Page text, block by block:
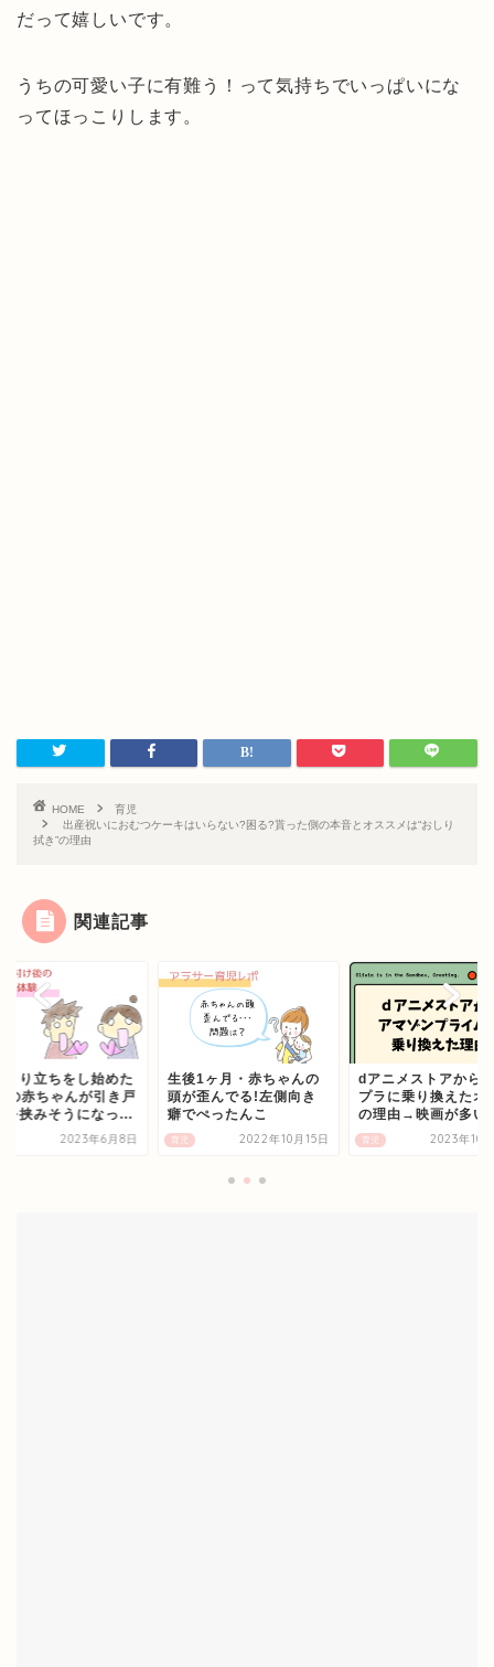
だって嬉しいです。
うちの可愛い子に有難う！って気持ちでいっぱいにな
ってほっこりします。
HOME
育児
出産祝いにおむつケーキはいらない?困る?貰った側の本音とオススメは“おしり
拭き”の理由
関連記事
まり立ちをし始めた
の赤ちゃんが引き戸
を挟みそうになっ...
2023年6月8日 育児
生後1ヶ月・赤ちゃんの
頭が歪んでる!左側向き
癖でぺったんこ
2022年10月15日 育児
dアニメストアから
プラに乗り換えたオ
の理由→映画が多い
2023年10